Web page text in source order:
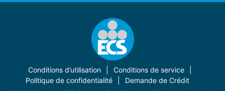
Conditions d’utilisation
Conditions de service
Politique de confidentialité
Demande de Crédit